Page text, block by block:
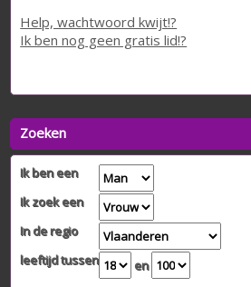
Help, wachtwoord kwijt!?
Ik ben nog geen gratis lid!?
Zoeken
Ik ben een
Ik zoek een
In de regio
leeftijd tussen
en